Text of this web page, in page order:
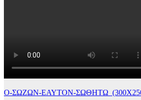
Ο-ΣΩΖΩΝ-ΕΑΥΤΟΝ-